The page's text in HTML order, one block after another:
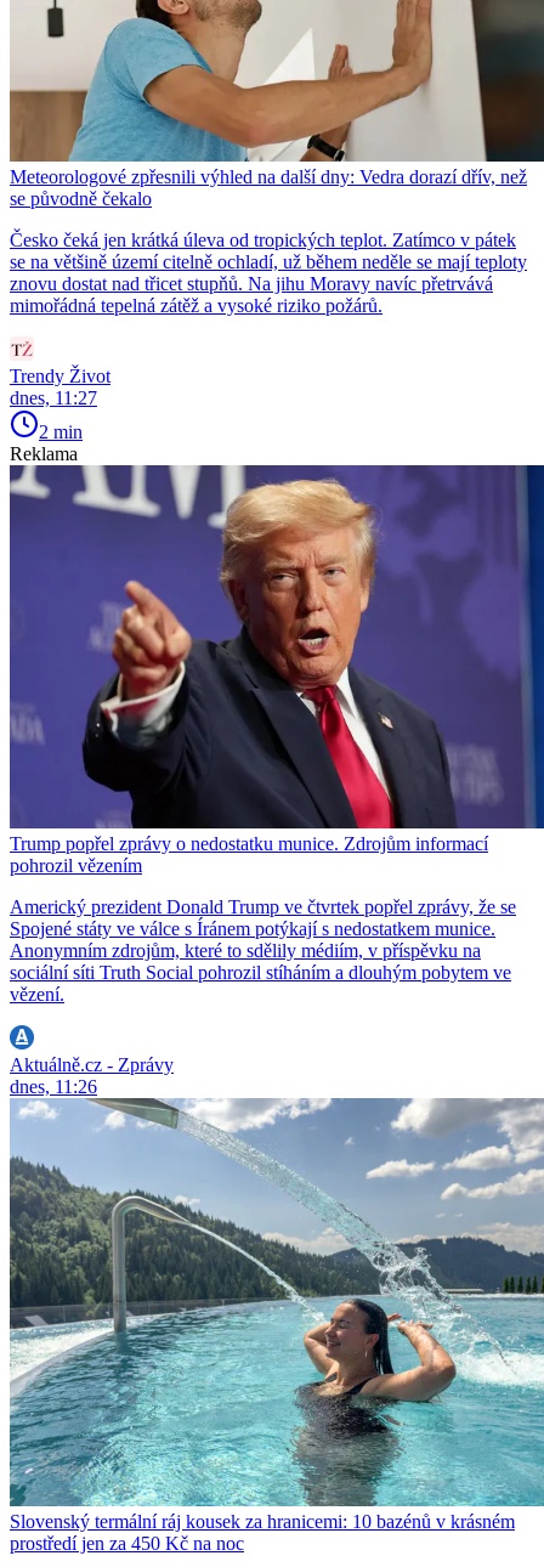
Meteorologové zpřesnili výhled na další dny: Vedra dorazí dřív, než
se původně čekalo
Česko čeká jen krátká úleva od tropických teplot. Zatímco v pátek
se na většině území citelně ochladí, už během neděle se mají teploty
znovu dostat nad třicet stupňů. Na jihu Moravy navíc přetrvává
mimořádná tepelná zátěž a vysoké riziko požárů.
Trendy Život
dnes, 11:27
2 min
Reklama
Trump popřel zprávy o nedostatku munice. Zdrojům informací
pohrozil vězením
Americký prezident Donald Trump ve čtvrtek popřel zprávy, že se
Spojené státy ve válce s Íránem potýkají s nedostatkem munice.
Anonymním zdrojům, které to sdělily médiím, v příspěvku na
sociální síti Truth Social pohrozil stíháním a dlouhým pobytem ve
vězení.
Aktuálně.cz - Zprávy
dnes, 11:26
Slovenský termální ráj kousek za hranicemi: 10 bazénů v krásném
prostředí jen za 450 Kč na noc